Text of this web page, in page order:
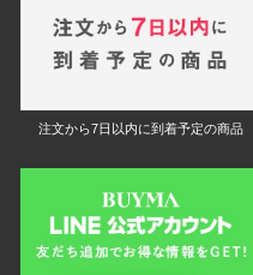
注文から7日以内に到着予定の商品